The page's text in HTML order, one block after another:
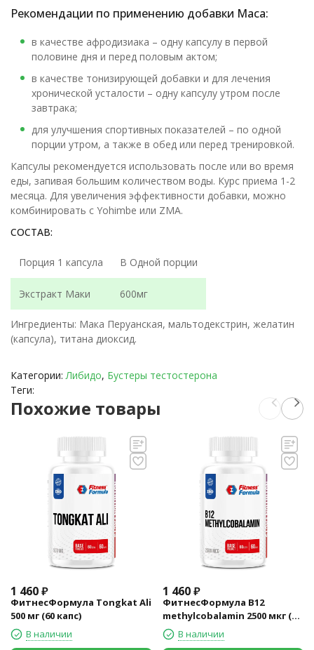
Рекомендации по применению добавки Maca:
в качестве афродизиака – одну капсулу в первой
половине дня и перед половым актом;
в качестве тонизирующей добавки и для лечения
хронической усталости – одну капсулу утром после
завтрака;
для улучшения спортивных показателей – по одной
порции утром, а также в обед или перед тренировкой.
Капсулы рекомендуется использовать после или во время
еды, запивая большим количеством воды. Курс приема 1-2
месяца. Для увеличения эффективности добавки, можно
комбинировать с Yohimbe или ZMA.
СОСТАВ:
Порция 1 капсула В Одной порции
Экстракт Маки 600мг
Ингредиенты: Мака Перуанская, мальтодекстрин, желатин
(капсула), титана диоксид.
Категории:Либидо, Бустеры тестостерона
Теги:
Похожие товары
1 460₽
ФитнесФормула Tongkat Ali
500 мг (60 капс)
В наличии
1 460 ₽
ФитнесФормула B12
methylcobalamin 2500 мкг (60
капс)В наличии